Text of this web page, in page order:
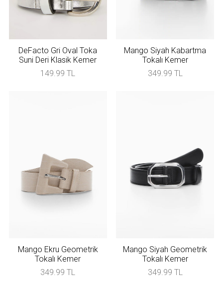
DeFacto Gri Oval Toka
Suni Deri Klasik Kemer
149.99 TL
Mango Siyah Kabartma
Tokalı Kemer
349.99 TL
Mango Ekru Geometrik
Tokalı Kemer
349.99 TL
Mango Siyah Geometrik
Tokalı Kemer
349.99 TL